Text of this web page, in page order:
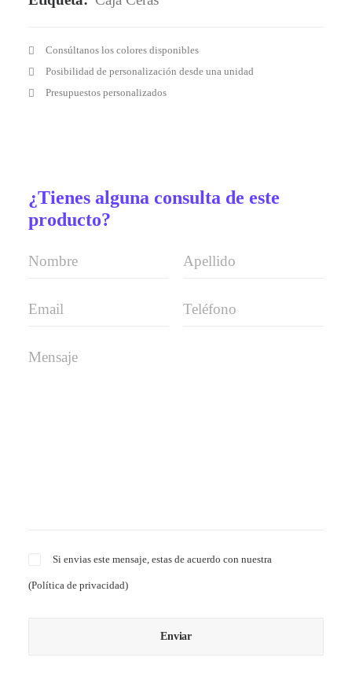
Consúltanos los colores disponibles
Posibilidad de personalización desde una unidad
Presupuestos personalizados
¿Tienes alguna consulta de este
producto?
Si envias este mensaje, estas de acuerdo con nuestra
(Política de privacidad)